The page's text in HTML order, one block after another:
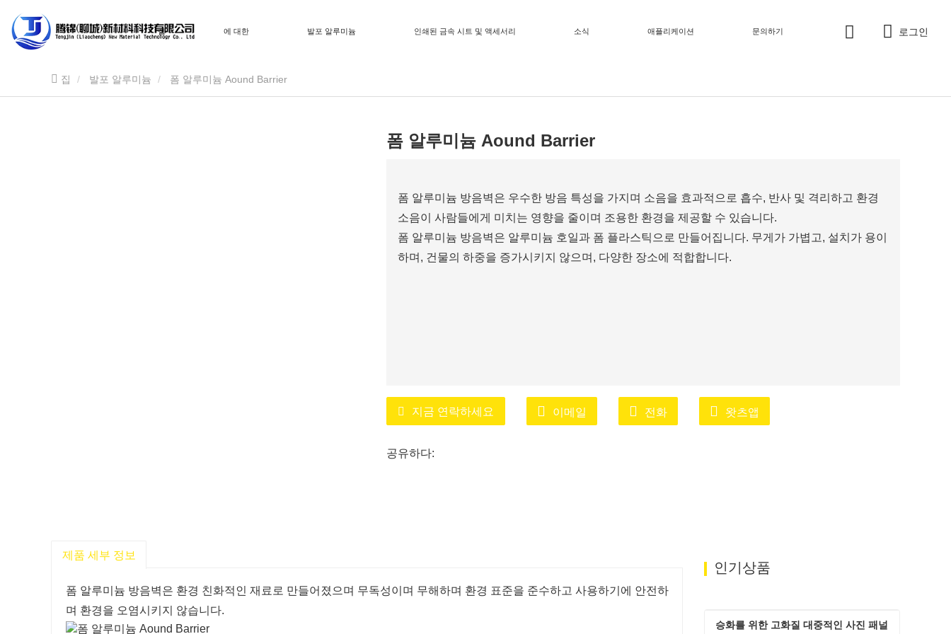
집 에 대한 발포 알루미늄 인쇄된 금속 시트 및 액세서리 소식 애플리케이션 문의하기 로그인
집 발포 알루미늄 폼 알루미늄 Aound Barrier
폼 알루미늄 Aound Barrier
폼 알루미늄 방음벽은 우수한 방음 특성을 가지며 소음을 효과적으로 흡수, 반사 및 격리하고 환경
소음이 사람들에게 미치는 영향을 줄이며 조용한 환경을 제공할 수 있습니다.
폼 알루미늄 방음벽은 알루미늄 호일과 폼 플라스틱으로 만들어집니다. 무게가 가볍고, 설치가 용이
하며, 건물의 하중을 증가시키지 않으며, 다양한 장소에 적합합니다.
지금 연락하세요 이메일 전화 왓츠앱
공유하다:
제품 세부 정보
폼 알루미늄 방음벽은 환경 친화적인 재료로 만들어졌으며 무독성이며 무해하며 환경 표준을 준수하고 사용하기에 안전하
며 환경을 오염시키지 않습니다.
인기상품
승화를 위한 고화질 대중적인 사진 패널